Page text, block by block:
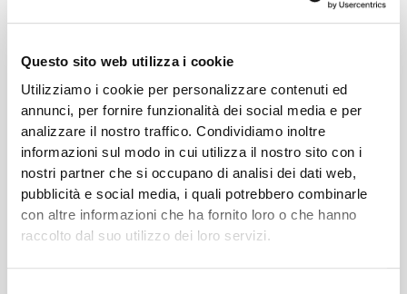
Questo sito web utilizza i cookie
Utilizziamo i cookie per personalizzare contenuti ed
annunci, per fornire funzionalità dei social media e per
analizzare il nostro traffico. Condividiamo inoltre
informazioni sul modo in cui utilizza il nostro sito con i
nostri partner che si occupano di analisi dei dati web,
pubblicità e social media, i quali potrebbero combinarle
con altre informazioni che ha fornito loro o che hanno
raccolto dal suo utilizzo dei loro servizi.
Questo articolo
Regolare